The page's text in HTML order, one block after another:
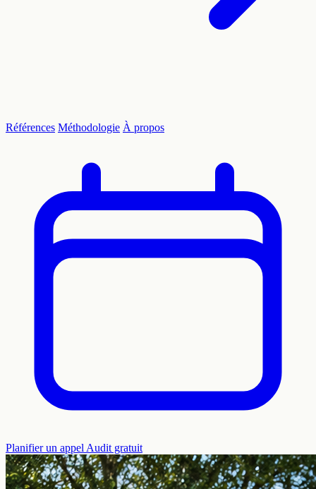
Références Méthodologie À propos
Planifier un appel Audit gratuit